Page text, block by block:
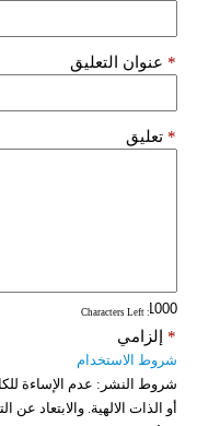
عنوان التعليق *
تعليق *
: Characters Left
إلزامي *
شروط الاستخدام
شروط النشر: عدم الإساءة
أو الذات الالهية. والابتعاد